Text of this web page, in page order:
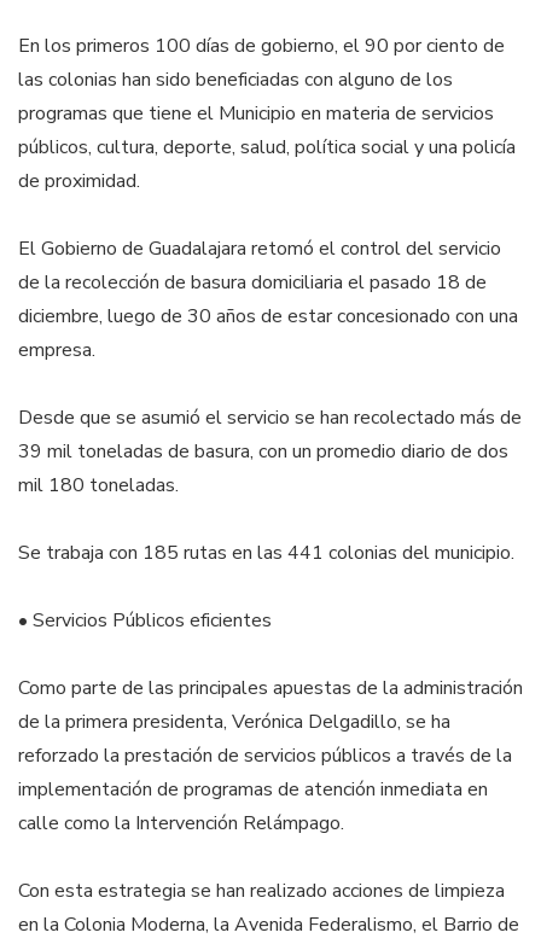
En los primeros 100 días de gobierno, el 90 por ciento de
las colonias han sido beneficiadas con alguno de los
programas que tiene el Municipio en materia de servicios
públicos, cultura, deporte, salud, política social y una policía
de proximidad.
El Gobierno de Guadalajara retomó el control del servicio
de la recolección de basura domiciliaria el pasado 18 de
diciembre, luego de 30 años de estar concesionado con una
empresa.
Desde que se asumió el servicio se han recolectado más de
39 mil toneladas de basura, con un promedio diario de dos
mil 180 toneladas.
Se trabaja con 185 rutas en las 441 colonias del municipio.
• Servicios Públicos eficientes
Como parte de las principales apuestas de la administración
de la primera presidenta, Verónica Delgadillo, se ha
reforzado la prestación de servicios públicos a través de la
implementación de programas de atención inmediata en
calle como la Intervención Relámpago.
Con esta estrategia se han realizado acciones de limpieza
en la Colonia Moderna, la Avenida Federalismo, el Barrio de